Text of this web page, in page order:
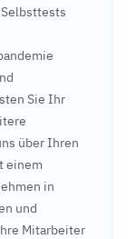
Sie Ihr
über Ihren
einem
in
und
Mitarbeiter